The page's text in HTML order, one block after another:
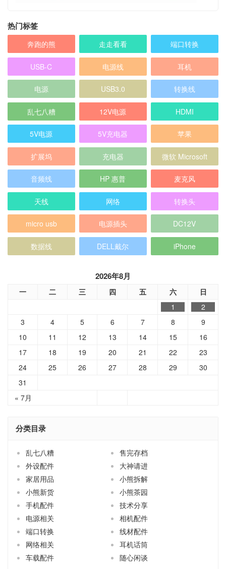
热门标签
奔跑的熊 走走看看 端口转换
USB-C 电源线 耳机
电源 USB3.0 转换线
乱七八糟 12V电源 HDMI
5V电源 5V充电器 苹果
扩展坞 充电器 微软 Microsoft
音频线 HP 惠普 麦克风
天线 网络 转换头
micro usb 电源插头 DC12V
数据线 DELL戴尔 iPhone
2026年8月
一 二 三 四 五 六 日
« 7月
1
2
3
4 5 6 7 8
9
10
11 12 13 14 15
16
17
18 19 20 21 22
23
24
25 26 27 28 29
30
31
分类目录
乱七八糟
售完存档
外设配件
大神请进
家居用品
小熊拆解
小熊新货
小熊茶园
手机配件
技术分享
电源相关
相机配件
端口转换
线材配件
网络相关
耳机话筒
车载配件
随心闲谈